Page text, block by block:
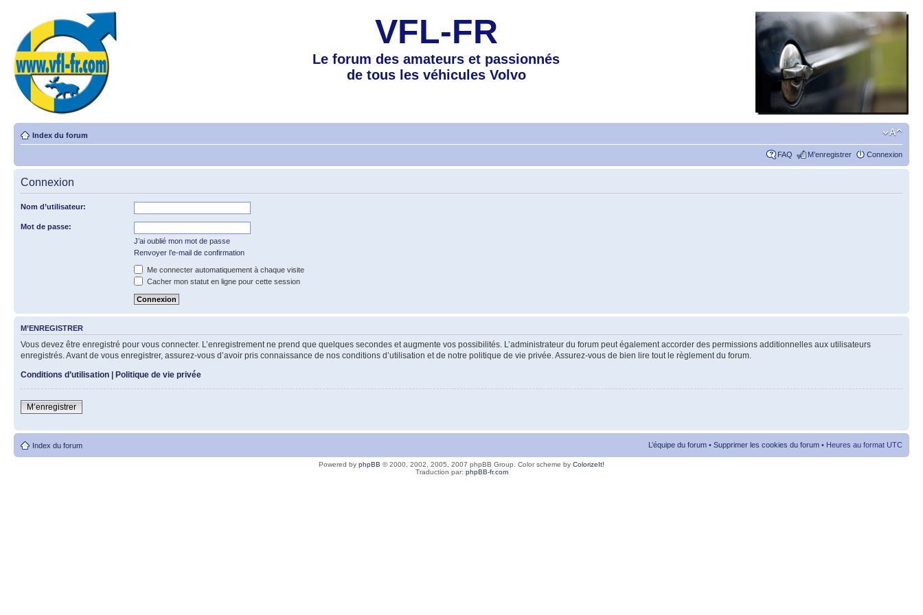
VFL-FR
Le forum des amateurs et passionnés
de tous les véhicules Volvo
Index du forum
FAQ M’enregistrer Connexion
Connexion
Nom d’utilisateur:
Mot de passe:
J’ai oublié mon mot de passe
Renvoyer l’e-mail de confirmation
Me connecter automatiquement à chaque visite
Cacher mon statut en ligne pour cette session
M’ENREGISTRER
Vous devez être enregistré pour vous connecter. L’enregistrement ne prend que quelques secondes et augmente vos possibilités. L’administrateur du forum peut également accorder des permissions additionnelles aux utilisateurs
enregistrés. Avant de vous enregistrer, assurez-vous d’avoir pris connaissance de nos conditions d’utilisation et de notre politique de vie privée. Assurez-vous de bien lire tout le règlement du forum.
Conditions d’utilisation | Politique de vie privée
M’enregistrer
Index du forum L’équipe du forum • Supprimer les cookies du forum • Heures au format UTC
Powered by phpBB © 2000, 2002, 2005, 2007 phpBB Group. Color scheme by ColorizeIt!
Traduction par: phpBB-fr.com